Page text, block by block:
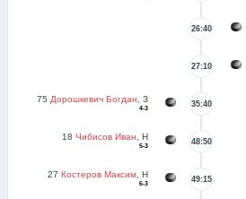
26:40
27:10
75 Дорошкевич Богдан , З
4-3 35:40
18 Чибисов Иван , Н
5-3 48:50
27 Костеров Максим , Н
6-3 49:15